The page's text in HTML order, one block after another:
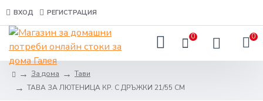
ВХОД РЕГИСТРАЦИЯ
0 0
За дома
Тави
TAВА ЗА ЛЮТЕНИЦА КР. С ДРЪЖКИ 21/55 СМ